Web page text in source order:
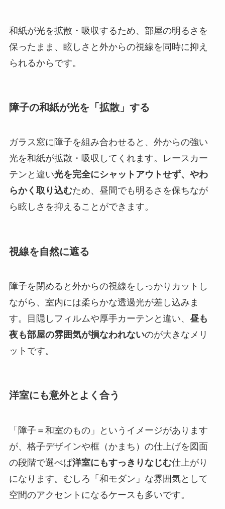
和紙が光を拡散・吸収するため、部屋の明るさを
保ったまま、眩しさと外からの視線を同時に抑え
られるからです。
障子の和紙が光を「拡散」する
ガラス窓に障子を組み合わせると、外からの強い
光を和紙が拡散・吸収してくれます。レースカー
テンと違い光を完全にシャットアウトせず、やわ
らかく取り込むため、昼間でも明るさを保ちなが
ら眩しさを抑えることができます。
視線を自然に遮る
障子を閉めると外からの視線をしっかりカットし
ながら、室内には柔らかな透過光が差し込みま
す。目隠しフィルムや厚手カーテンと違い、 昼も
夜も部屋の雰囲気が損なわれないのが大きなメリ
ットです。
洋室にも意外とよく合う
「障子＝和室のもの」というイメージがあります
が、格子デザインや框（かまち）の仕上げを図面
の段階で選べば洋室にもすっきりなじむ仕上がり
になります。むしろ「和モダン」な雰囲気として
空間のアクセントになるケースも多いです。